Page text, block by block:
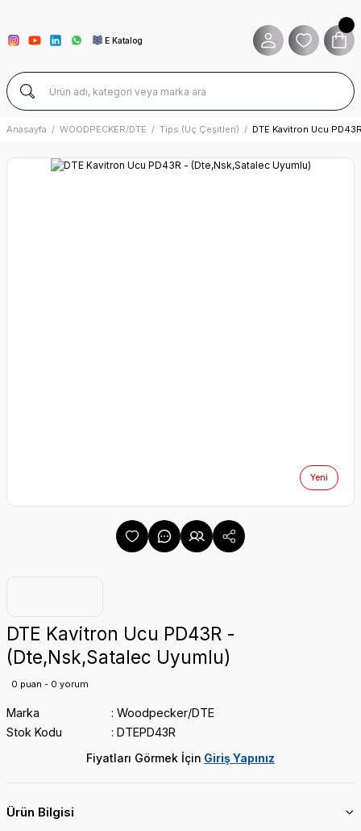
E Katalog
Anasayfa WOODPECKER/DTE Tips (Uç Çeşitleri) DTE Kavitron Ucu
Yeni
DTE Kavitron Ucu PD43R -
(Dte,Nsk,Satalec Uyumlu)
0 puan - 0 yorum
Marka
Woodpecker/DTE
Stok Kodu
DTEPD43R
Fiyatları Görmek İçin Giriş Yapınız
Ürün Bilgisi